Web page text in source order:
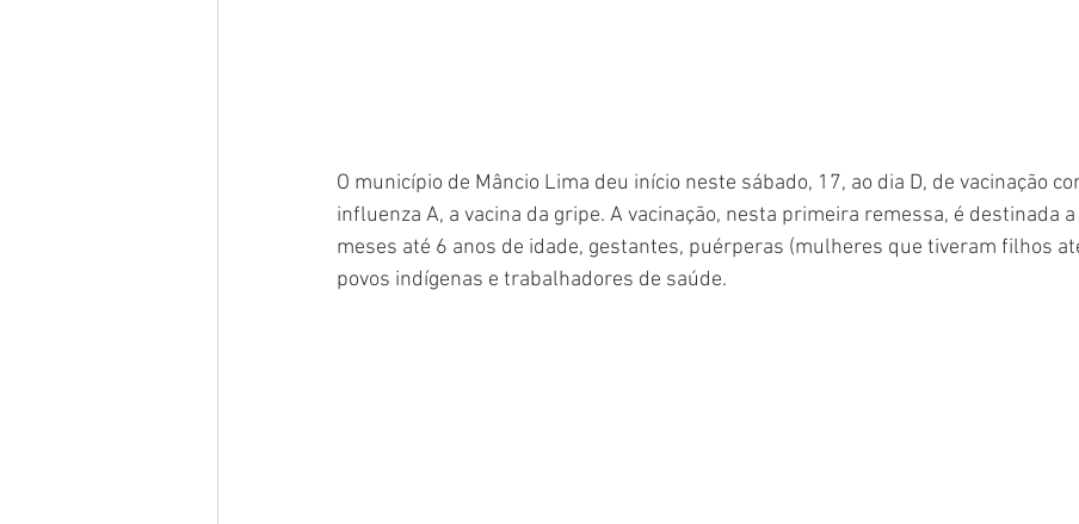
O município de Mâncio Lima deu início neste sábado, 17, ao dia D, de vacinação
influenza A, a vacina da gripe. A vacinação, nesta primeira remessa, é destinada
meses até 6 anos de idade, gestantes, puérperas (mulheres que tiveram filhos
povos indígenas e trabalhadores de saúde.